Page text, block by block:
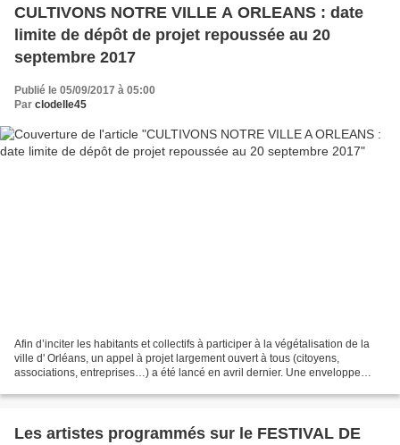
CULTIVONS NOTRE VILLE A ORLEANS : date
limite de dépôt de projet repoussée au 20
septembre 2017
Publié le 05/09/2017 à 05:00
Par clodelle45
Afin d’inciter les habitants et collectifs à participer à la végétalisation de la
ville d' Orléans, un appel à projet largement ouvert à tous (citoyens,
associations, entreprises…) a été lancé en avril dernier. Une enveloppe
Les artistes programmés sur le FESTIVAL DE